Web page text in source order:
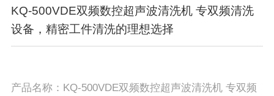
KQ-500VDE双频数控超声波清洗机 专双频清洗
设备，精密工件清洗的理想选择
产品名称：KQ-500VDE双频数控超声波清洗机 专双频